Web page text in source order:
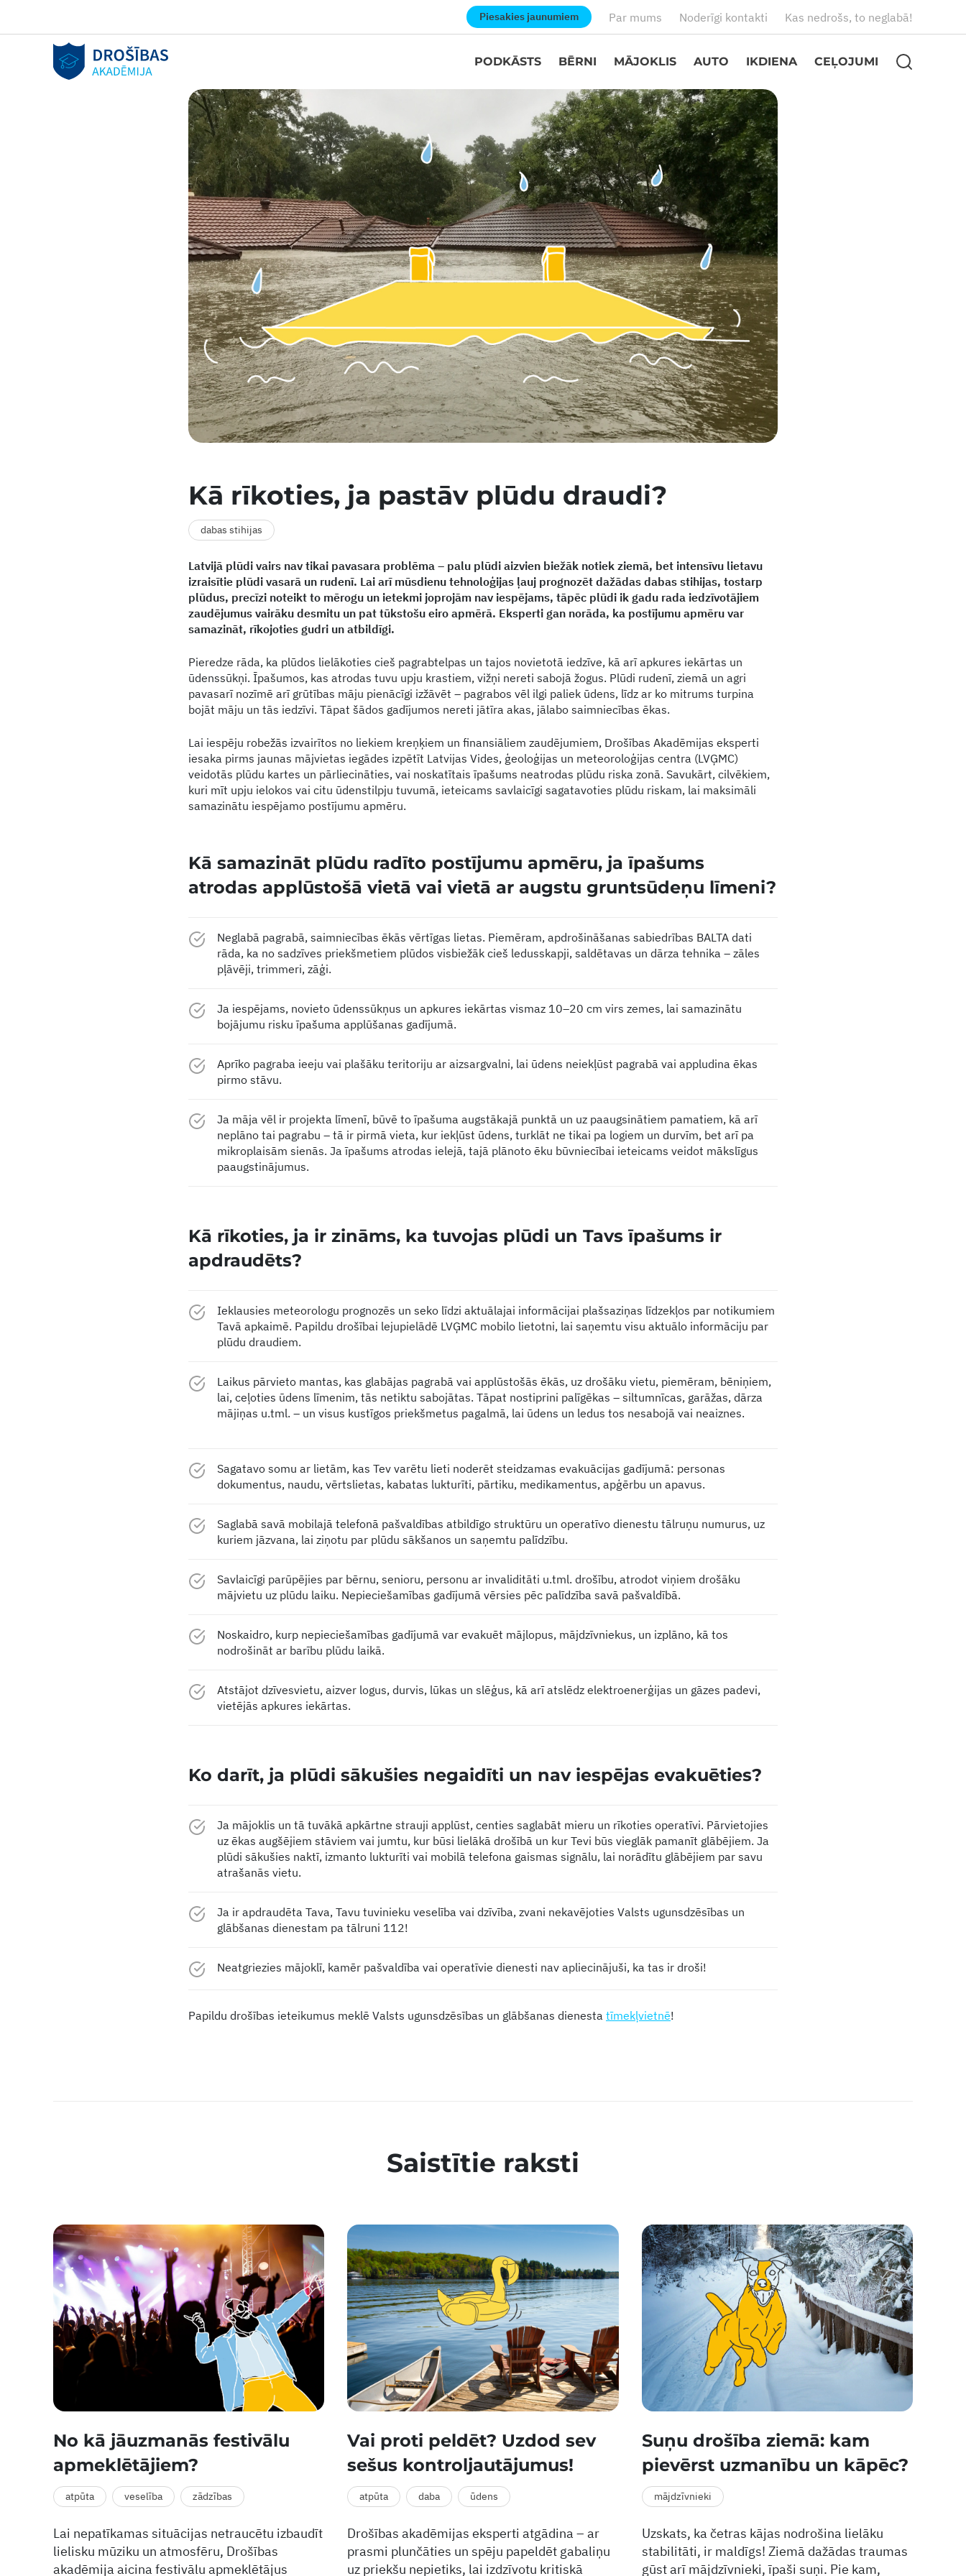
Piesakies jaunumiem Par mums Noderīgi kontakti Kas nedrošs, to neglabā!
PODKĀSTS BĒRNI MĀJOKLIS AUTO IKDIENA CEĻOJUMI
Kā rīkoties, ja pastāv plūdu draudi?
dabas stihijas
Latvijā plūdi vairs nav tikai pavasara problēma – palu plūdi aizvien biežāk notiek ziemā, bet intensīvu lietavu
izraisītie plūdi vasarā un rudenī. Lai arī mūsdienu tehnoloģijas ļauj prognozēt dažādas dabas stihijas, tostarp
plūdus, precīzi noteikt to mērogu un ietekmi joprojām nav iespējams, tāpēc plūdi ik gadu rada iedzīvotājiem
zaudējumus vairāku desmitu un pat tūkstošu eiro apmērā. Eksperti gan norāda, ka postījumu apmēru var
samazināt, rīkojoties gudri un atbildīgi.
Pieredze rāda, ka plūdos lielākoties cieš pagrabtelpas un tajos novietotā iedzīve, kā arī apkures iekārtas un
ūdenssūkņi. Īpašumos, kas atrodas tuvu upju krastiem, vižņi nereti sabojā žogus. Plūdi rudenī, ziemā un agri
pavasarī nozīmē arī grūtības māju pienācīgi izžāvēt – pagrabos vēl ilgi paliek ūdens, līdz ar ko mitrums turpina
bojāt māju un tās iedzīvi. Tāpat šādos gadījumos nereti jātīra akas, jālabo saimniecības ēkas.
Lai iespēju robežās izvairītos no liekiem kreņķiem un finansiāliem zaudējumiem, Drošības Akadēmijas eksperti
iesaka pirms jaunas mājvietas iegādes izpētīt Latvijas Vides, ģeoloģijas un meteoroloģijas centra (LVĢMC)
veidotās plūdu kartes un pārliecināties, vai noskatītais īpašums neatrodas plūdu riska zonā. Savukārt, cilvēkiem,
kuri mīt upju ielokos vai citu ūdenstilpju tuvumā, ieteicams savlaicīgi sagatavoties plūdu riskam, lai maksimāli
samazinātu iespējamo postījumu apmēru.
Kā samazināt plūdu radīto postījumu apmēru, ja īpašums
atrodas applūstošā vietā vai vietā ar augstu gruntsūdeņu līmeni?
Neglabā pagrabā, saimniecības ēkās vērtīgas lietas. Piemēram, apdrošināšanas sabiedrības BALTA dati
rāda, ka no sadzīves priekšmetiem plūdos visbiežāk cieš ledusskapji, saldētavas un dārza tehnika – zāles
pļāvēji, trimmeri, zāģi.
Ja iespējams, novieto ūdenssūkņus un apkures iekārtas vismaz 10–20 cm virs zemes, lai samazinātu
bojājumu risku īpašuma applūšanas gadījumā.
Aprīko pagraba ieeju vai plašāku teritoriju ar aizsargvalni, lai ūdens neiekļūst pagrabā vai appludina ēkas
pirmo stāvu.
Ja māja vēl ir projekta līmenī, būvē to īpašuma augstākajā punktā un uz paaugsinātiem pamatiem, kā arī
neplāno tai pagrabu – tā ir pirmā vieta, kur iekļūst ūdens, turklāt ne tikai pa logiem un durvīm, bet arī pa
mikroplaisām sienās. Ja īpašums atrodas ielejā, tajā plānoto ēku būvniecībai ieteicams veidot mākslīgus
paaugstinājumus.
Kā rīkoties, ja ir zināms, ka tuvojas plūdi un Tavs īpašums ir
apdraudēts?
Ieklausies meteorologu prognozēs un seko līdzi aktuālajai informācijai plašsaziņas līdzekļos par notikumiem
Tavā apkaimē. Papildu drošībai lejupielādē LVĢMC mobilo lietotni, lai saņemtu visu aktuālo informāciju par
plūdu draudiem.
Laikus pārvieto mantas, kas glabājas pagrabā vai applūstošās ēkās, uz drošāku vietu, piemēram, bēniņiem,
lai, ceļoties ūdens līmenim, tās netiktu sabojātas. Tāpat nostiprini palīgēkas – siltumnīcas, garāžas, dārza
mājiņas u.tml. – un visus kustīgos priekšmetus pagalmā, lai ūdens un ledus tos nesabojā vai neaiznes.
Sagatavo somu ar lietām, kas Tev varētu lieti noderēt steidzamas evakuācijas gadījumā: personas
dokumentus, naudu, vērtslietas, kabatas lukturīti, pārtiku, medikamentus, apģērbu un apavus.
Saglabā savā mobilajā telefonā pašvaldības atbildīgo struktūru un operatīvo dienestu tālruņu numurus, uz
kuriem jāzvana, lai ziņotu par plūdu sākšanos un saņemtu palīdzību.
Savlaicīgi parūpējies par bērnu, senioru, personu ar invaliditāti u.tml. drošību, atrodot viņiem drošāku
mājvietu uz plūdu laiku. Nepieciešamības gadījumā vērsies pēc palīdzība savā pašvaldībā.
Noskaidro, kurp nepieciešamības gadījumā var evakuēt mājlopus, mājdzīvniekus, un izplāno, kā tos
nodrošināt ar barību plūdu laikā.
Atstājot dzīvesvietu, aizver logus, durvis, lūkas un slēģus, kā arī atslēdz elektroenerģijas un gāzes padevi,
vietējās apkures iekārtas.
Ko darīt, ja plūdi sākušies negaidīti un nav iespējas evakuēties?
Ja mājoklis un tā tuvākā apkārtne strauji applūst, centies saglabāt mieru un rīkoties operatīvi. Pārvietojies
uz ēkas augšējiem stāviem vai jumtu, kur būsi lielākā drošībā un kur Tevi būs vieglāk pamanīt glābējiem. Ja
plūdi sākušies naktī, izmanto lukturīti vai mobilā telefona gaismas signālu, lai norādītu glābējiem par savu
atrašanās vietu.
Ja ir apdraudēta Tava, Tavu tuvinieku veselība vai dzīvība, zvani nekavējoties Valsts ugunsdzēsības un
glābšanas dienestam pa tālruni 112!
Neatgriezies mājoklī, kamēr pašvaldība vai operatīvie dienesti nav apliecinājuši, ka tas ir droši!
Papildu drošības ieteikumus meklē Valsts ugunsdzēsības un glābšanas dienesta tīmekļvietnē!
Saistītie raksti
No kā jāuzmanās festivālu
apmeklētājiem?
atpūta veselība zādzības
Lai nepatīkamas situācijas netraucētu izbaudīt
lielisku mūziku un atmosfēru, Drošības
akadēmija aicina festivālu apmeklētājus
Vai proti peldēt? Uzdod sev
sešus kontroljautājumus!
atpūta daba ūdens
Drošības akadēmijas eksperti atgādina – ar
prasmi plunčāties un spēju papeldēt gabaliņu
uz priekšu nepietiks, lai izdzīvotu kritiskā
Suņu drošība ziemā: kam
pievērst uzmanību un kāpēc?
mājdzīvnieki
Uzskats, ka četras kājas nodrošina lielāku
stabilitāti, ir maldīgs! Ziemā dažādas traumas
gūst arī mājdzīvnieki, īpaši suņi. Pie kam,